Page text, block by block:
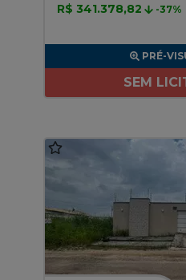
R$ 341.378,82 -37%
PRÉ-
SEM